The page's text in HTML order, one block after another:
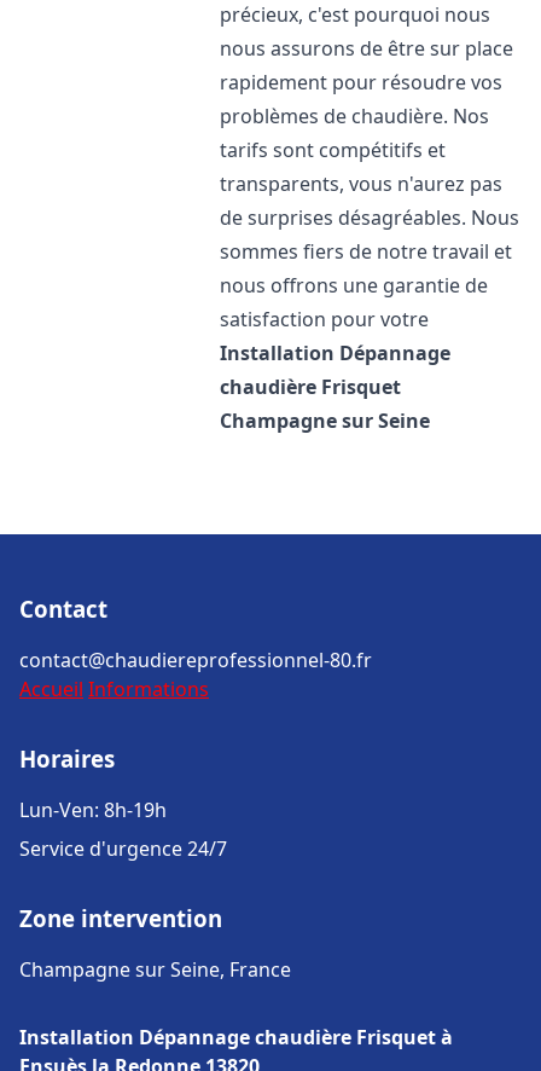
précieux, c'est pourquoi nous
nous assurons de être sur place
rapidement pour résoudre vos
problèmes de chaudière. Nos
tarifs sont compétitifs et
transparents, vous n'aurez pas
de surprises désagréables. Nous
sommes fiers de notre travail et
nous offrons une garantie de
satisfaction pour votre
Installation Dépannage
chaudière Frisquet
Champagne sur Seine
Contact
contact@chaudiereprofessionnel-80.fr
Accueil Informations
Horaires
Lun-Ven: 8h-19h
Service d'urgence 24/7
Zone intervention
Champagne sur Seine, France
Installation Dépannage chaudière Frisquet à